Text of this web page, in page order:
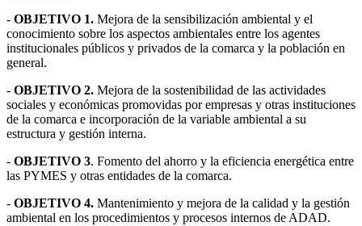
- OBJETIVO 1. Mejora de la sensibilización ambiental y el
conocimiento sobre los aspectos ambientales entre los agentes
institucionales públicos y privados de la comarca y la población en
general.
- OBJETIVO 2. Mejora de la sostenibilidad de las actividades
sociales y económicas promovidas por empresas y otras instituciones
de la comarca e incorporación de la variable ambiental a su
estructura y gestión interna.
- OBJETIVO 3. Fomento del ahorro y la eficiencia energética entre
las PYMES y otras entidades de la comarca.
- OBJETIVO 4. Mantenimiento y mejora de la calidad y la gestión
ambiental en los procedimientos y procesos internos de ADAD.